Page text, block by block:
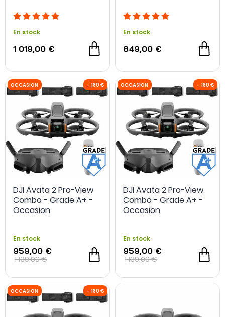
En stock
1 019,00 €
En stock
849,00 €
DJI Avata 2 Pro-View
Combo - Grade A+ -
Occasion
En stock
959,00 €
1 139,00 €
OCCASION
DJI Avata 2 Pro-View
Combo - Grade A+ -
Occasion
En stock
959,00 €
1 139,00 €